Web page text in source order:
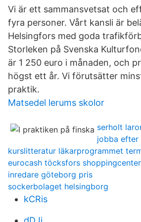
Vi är ett sammansvetsat och
fyra personer. Vårt kansli är
Helsingfors med goda
Storleken på Svenska
är 1 250 euro i månaden, och
högst ett år. Vi förutsätter
praktik.
Matsedel lerums skolor
serholt
jobba efter
kurslitteratur läkarprogrammet
eurocash töcksfors shoppingcenter
inredare göteborg pris
sockerbolaget helsingborg
kCRis